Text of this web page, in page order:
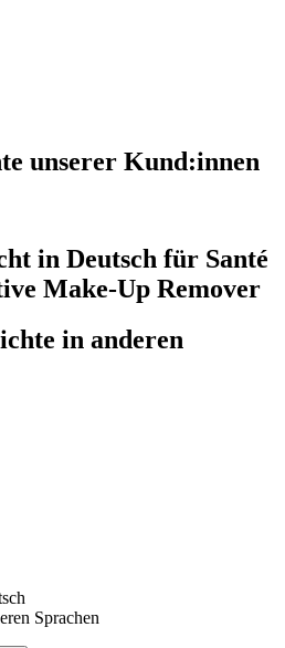
unserer Kund:innen
in Deutsch für Santé
Make-Up Remover
in anderen
Sprachen